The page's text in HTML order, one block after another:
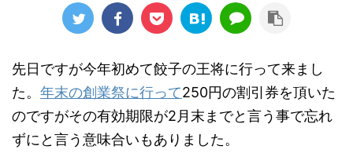
先日ですが今年初めて餃子の王将に行って来まし
た。 年末の創業祭に行って250円の割引券を頂いた
のですがその有効期限が2月末までと言う事で忘れ
ずにと言う意味合いもありました。